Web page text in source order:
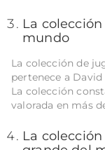
La
mundo
La colección de
pertenece a
La colección
valorada en más
La